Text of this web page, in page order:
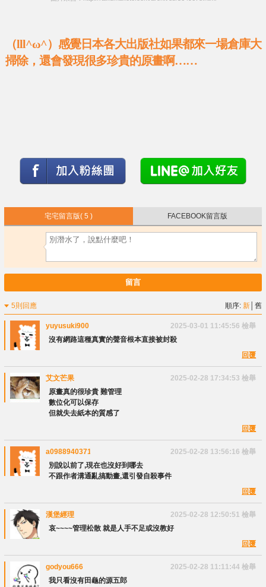
（lll^ω^）感覺日本各大出版社如果都來一場倉庫大
掃除，還會發現很多珍貴的原畫啊……
宅宅留言版( 5 ) FACEBOOK留言版
留言
5則回應 順序:新 │舊
yuyusuki900 2025-03-01 11:45:56 檢舉
沒有網路這種真實的聲音根本直接被封殺
回覆
艾文芒果 2025-02-28 17:34:53 檢舉
原畫真的很珍貴 難管理
數位化可以保存
但就失去紙本的質感了
回覆
a0988940371 2025-02-28 13:56:16 檢舉
別說以前了,現在也沒好到哪去
不跟作者溝通亂搞動畫,還引發自殺事件
回覆
漢堡經理 2025-02-28 12:50:51 檢舉
哀~~~~管理松散 就是人手不足或沒教好
回覆
godyou666 2025-02-28 11:11:44 檢舉
我只看沒有田龜的源五郎